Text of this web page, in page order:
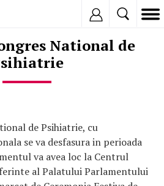
National de
de Psihiatrie, cu
se va desfasura in perioada
va avea loc la Centrul
al Palatului Parlamentului